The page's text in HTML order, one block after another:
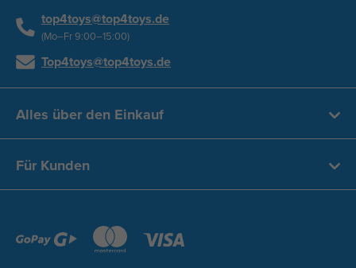
top4toys@top4toys.de
(Mo–Fr 9:00–15:00)
Top4toys@top4toys.de
Alles über den Einkauf
Für Kunden